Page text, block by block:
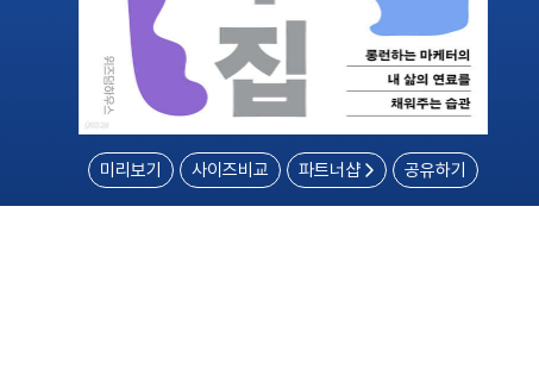
미리보기 사이즈비교 파트너샵 공유하기